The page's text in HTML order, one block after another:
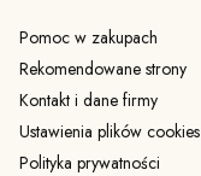
Pomoc w zakupach
Rekomendowane strony
Kontakt i dane firmy
Ustawienia plików cookies
Polityka prywatności